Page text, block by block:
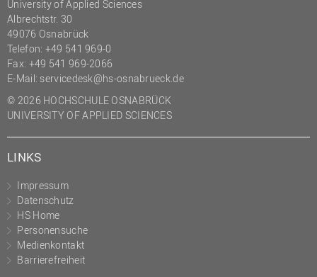
University of Applied Sciences
Albrechtstr. 30
49076 Osnabrück
Telefon: +49 541 969-0
Fax: +49 541 969-2066
E-Mail: servicedesk@hs-osnabrueck.de
© 2026 HOCHSCHULE OSNABRÜCK
UNIVERSITY OF APPLIED SCIENCES
LINKS
Impressum
Datenschutz
HS Home
Personensuche
Medienkontakt
Barrierefreiheit